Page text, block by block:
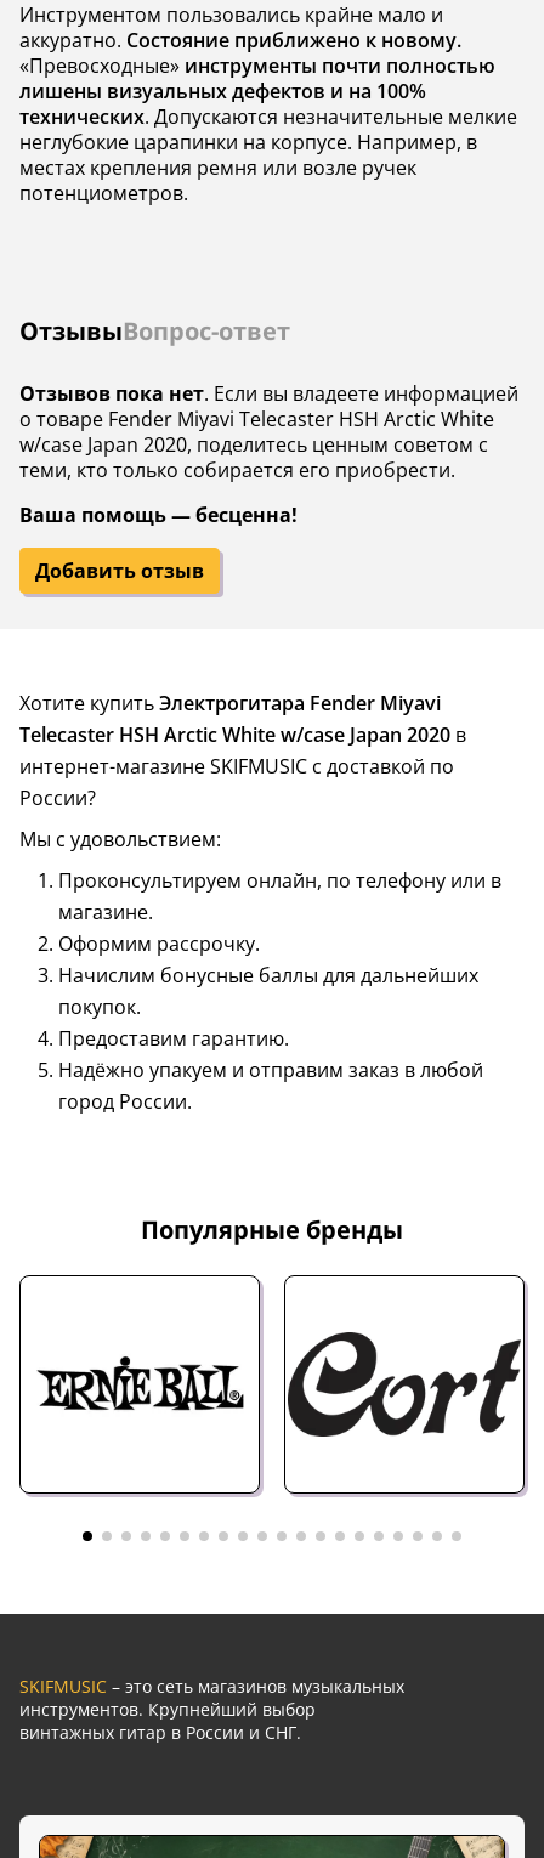
Крепление грифа
на болтах на болтах
Инструментом пользовались крайне мало и
аккуратно. Состояние приближено к новому.
«Превосходные» инструменты почти полностью
лишены визуальных дефектов и на 100%
технических. Допускаются незначительные мелкие
неглубокие царапинки на корпусе. Например, в
местах крепления ремня или возле ручек
потенциометров.
ОтзывыВопрос-ответ
Отзывов пока нет. Если вы владеете информацией
о товаре Fender Miyavi Telecaster HSH Arctic White
w/case Japan 2020, поделитесь ценным советом с
теми, кто только собирается его приобрести.
Ваша помощь — бесценна!
Добавить отзыв
Хотите купитьЭлектрогитара Fender Miyavi
Telecaster HSH Arctic White w/case Japan 2020 в
интернет-магазине SKIFMUSIC с доставкой по
России?
Мы с удовольствием:
Проконсультируем онлайн, по телефону или в
магазине.
Оформим рассрочку.
Начислим бонусные баллы для дальнейших
покупок.
Предоставим гарантию.
Надёжно упакуем и отправим заказ в любой
город России.
Популярные бренды
SKIFMUSIC – это сеть магазинов музыкальных
инструментов. Крупнейший выбор
винтажных гитар в России и СНГ.